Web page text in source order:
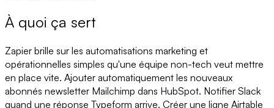
À quoi ça sert
Zapier brille sur les automatisations marketing et
opérationnelles simples qu'une équipe non-tech veut mettre
en place vite. Ajouter automatiquement les nouveaux
abonnés newsletter Mailchimp dans HubSpot. Notifier Slack
quand une réponse Typeform arrive. Créer une ligne Airtable